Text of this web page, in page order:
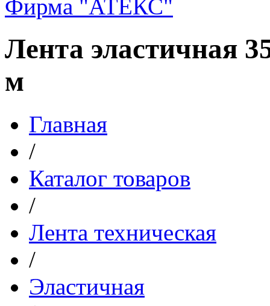
Фирма "АТЕКС"
Лента
м
Главная
/
Каталог товаров
/
Лента техническая
/
Эластичная